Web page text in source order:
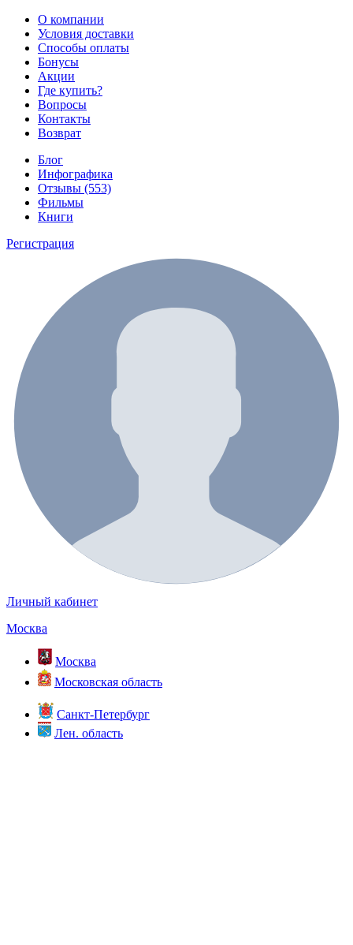
О компании
Условия доставки
Способы оплаты
Бонусы
Акции
Где купить?
Вопросы
Контакты
Возврат
Блог
Инфографика
Отзывы (553)
Фильмы
Книги
Регистрация
Личный кабинет
Москва
Москва
Московская область
Санкт-Петербург
Лен. область